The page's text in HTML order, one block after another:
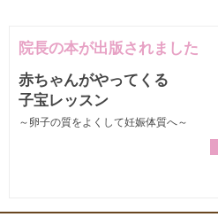
院長の本が出版されました
赤ちゃんがやってくる
子宝レッスン
～卵子の質をよくして妊娠体質へ～